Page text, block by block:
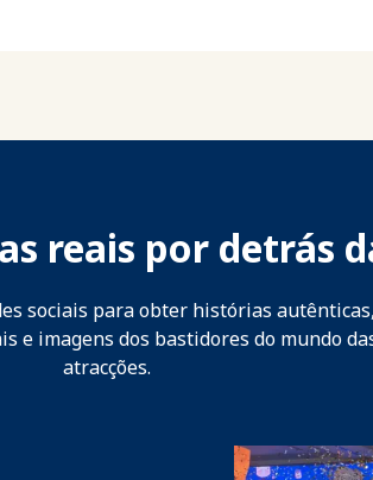
reais por detrás
sociais para obter histórias
e imagens dos bastidores do mundo
atracções.